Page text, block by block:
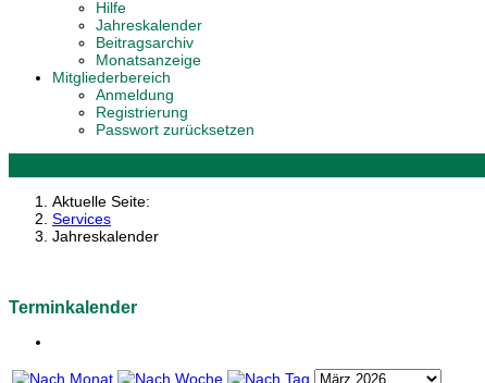
Hilfe
Jahreskalender
Beitragsarchiv
Monatsanzeige
Mitgliederbereich
Anmeldung
Registrierung
Passwort zurücksetzen
Aktuelle Seite:
Services
Jahreskalender
Terminkalender